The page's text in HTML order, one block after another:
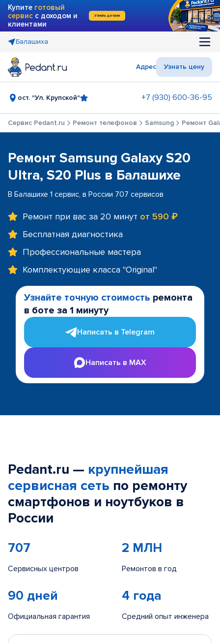
Купите готовый
сервис с доходом и
клиентами
Узнать детали
Балашиха
Адрес Узнать цену
ост. "Ул. Крупской" +7 (930) 600-36-95
Сервис Pedant.ru Ремонт телефонов Samsung Ремонт
Ремонт Samsung Galaxy S20
Ultra, S20 Plus в Балашихе
В Балашихе 1 сервис, в России 707 сервисов
Ремонт при вас за 20 минут от 590 ₽
Бесплатная диагностика
Профессиональные мастера
Комплектующие класса "Original"
Узнайте точную стоимость ремонта
в боте за 1 минуту
Написать в Telegram
Написать в MAX
Pedant.ru — крупнейшая
сервисная сеть по ремонту
смартфонов и ноутбуков в
России
707
Сервисных центров
2 МЛН
Ремонтов в год
90 дней
Официальная гарантия
4 года
Средний опыт инженера